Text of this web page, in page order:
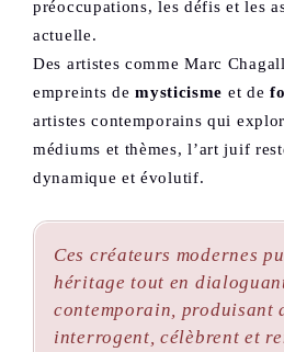
préoccupations, les défis et les
actuelle.
Des artistes comme Marc
empreints demysticisme et de
artistes contemporains qui
médiums et thèmes, l’art juif
dynamique et évolutif.
Ces créateurs modernes
héritage tout en
contemporain, produisant
interrogent, célèbrent et